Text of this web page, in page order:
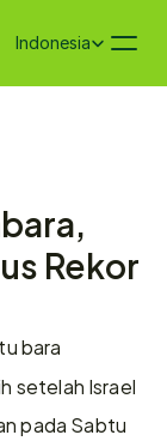
Select Language
Indonesia
Rekor
bara
setelah Israel
pada Sabtu